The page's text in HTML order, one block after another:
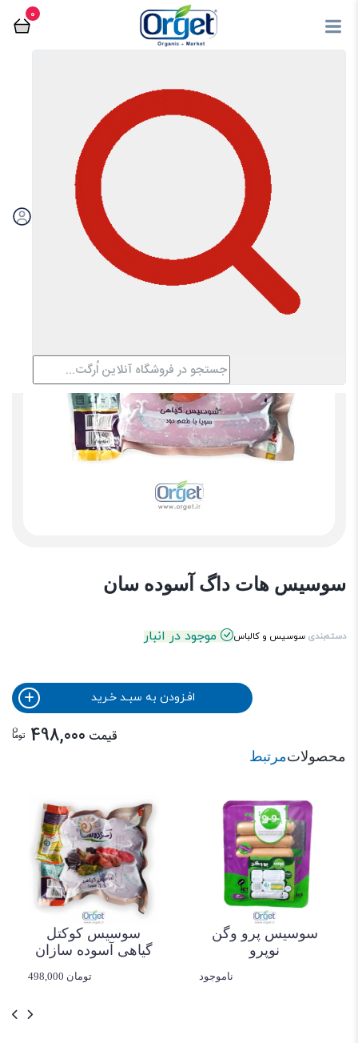
0
فروشگاه آنلاین اُرگت
سوسیس و کالباس
سوسیس هات داگ آسوده سان
دسته‌بندی سوسیس و کالباس موجود در انبار
افـزودن به سبـد خـرید
قیمت 498,000 توما
ن
محصولاتمرتبط
سوسیس کوکتل
گیاهی آسوده سازان
498,000 تومان
سوسیس پرو وگن
نوپرو
ناموجود